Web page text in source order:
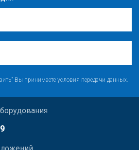
Вы принимаете условия передачи данных.